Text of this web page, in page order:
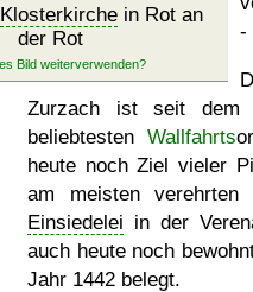
Klosterkirchein Rot an
der Rot
-
Zurzach ist seit dem
beliebtestenWallfahrts
heute noch Ziel vieler
am meisten
Einsiedelei in der
auch heute noch
Jahr 1442 belegt.